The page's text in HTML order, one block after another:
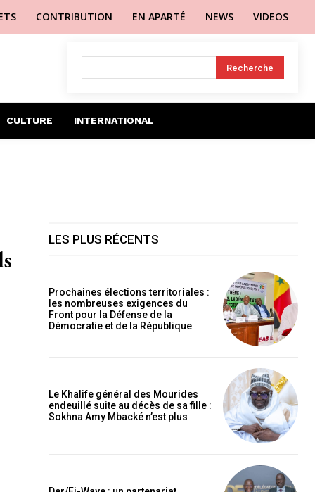
CONTRIBUTION EN APARTÉ NEWS VIDEOS
Recherche
CULTURE INTERNATIONAL
LES PLUS RÉCENTS
Prochaines élections territoriales :
les nombreuses exigences du
Front pour la Défense de la
Démocratie et de la République
Le Khalife général des Mourides
endeuillé suite au décès de sa fille :
Sokhna Amy Mbacké n’est plus